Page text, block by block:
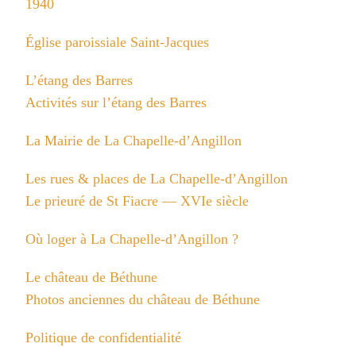
1940
Église paroissiale Saint-Jacques
L’étang des Barres
Activités sur l’étang des Barres
La Mairie de La Chapelle-d’Angillon
Les rues & places de La Chapelle-d’Angillon
Le prieuré de St Fiacre — XVIe siècle
Où loger à La Chapelle-d’Angillon ?
Le château de Béthune
Photos anciennes du château de Béthune
Politique de confidentialité